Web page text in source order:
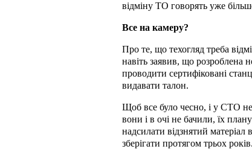
відміну ТО говорять уже
Все на камеру?
Про те, що техогляд треба
навіть заявив, що
проводити сертифіковані
видавати талон.
Щоб все було чесно, і у СТО
вони і в очі не бачили, їх
надсилати відзнятий
зберігати протягом трьох років.